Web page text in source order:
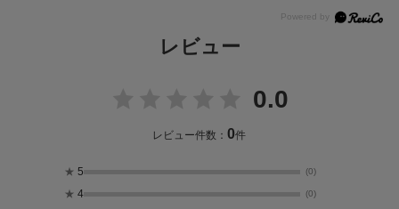
レビュー
0.0
レビュー件数：0件
★ 5 (0)
★ 4 (0)